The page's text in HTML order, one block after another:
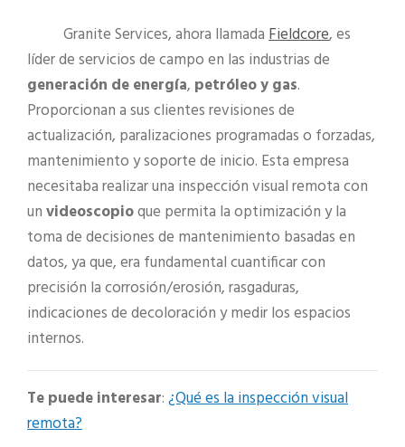
Granite Services, ahora llamadaFieldcore, es
líder de servicios de campo en las industrias de
generación de energía, petróleo y gas.
Proporcionan a sus clientes revisiones de
actualización, paralizaciones programadas o forzadas,
mantenimiento y soporte de inicio. Esta empresa
necesitaba realizar una inspección visual remota con
unvideoscopioque permita la optimización y la
toma de decisiones de mantenimiento basadas en
datos, ya que, era fundamental cuantificar con
precisión la corrosión/erosión, rasgaduras,
indicaciones de decoloración y medir los espacios
internos.
Te puede interesar:¿Qué es la inspección visual
remota?